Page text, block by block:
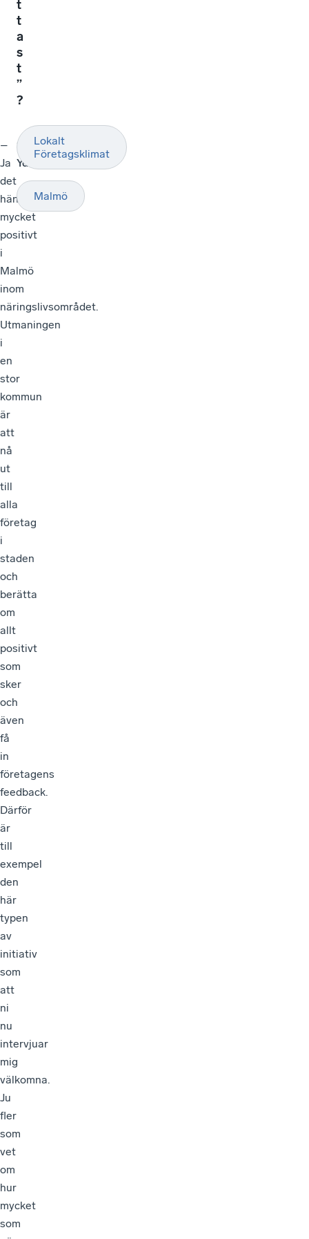
t
t
a
s
t
”
?
–
Ja
det
händer
mycket
positivt
i
Malmö
inom
näringslivsområdet.
Utmaningen
i
en
stor
kommun
är
att
nå
ut
till
alla
företag
i
staden
och
berätta
om
allt
positivt
som
sker
och
även
få
in
företagens
feedback.
Därför
är
till
exempel
den
här
typen
av
initiativ
som
att
ni
nu
intervjuar
mig
välkomna.
Ju
fler
som
vet
om
hur
mycket
som
Susanne
Ydstedt
Lokalt
Företagsklimat
Malmö